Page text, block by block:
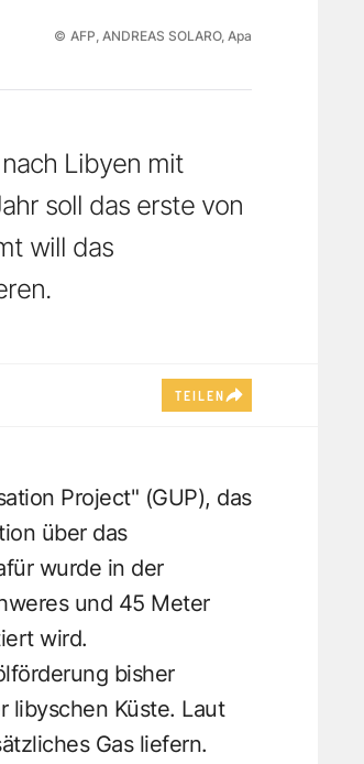
© AFP, ANDREAS SOLARO, Apa
Libyen mit
soll das erste von
will das
TEILEN
Project" (GUP), das
über das
wurde in der
und 45 Meter
wird.
bisher
libyschen Küste. Laut
Gas liefern.